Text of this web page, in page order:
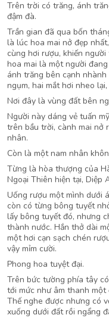
Trên trời có trăng, ánh
đậm đà.
Trần gian đã qua bốn
là lúc hoa mai nở đẹp
cùng hơi rượu, khiến
hoa mai là một người
ánh trăng bên cạnh
ngụm, hai mắt hơi nheo
Nơi đây là vùng đất bên
Người này dáng vẻ tuấn
trên bầu trời, cành mai nở
nhân.
Còn là một nam nhân
Từng là hòa thượng của
Ngoại Thiên hiện tại, Diệp
Uống rượu một mình dưới
còn có từng bông tuyết
lấy bông tuyết đó, nhưng
thành nước. Hắn thở dài
một hơi cạn sạch chén
vậy mỉm cười.
Phong hoa tuyệt đại.
Trên bức tường phía tây
tới mức như âm thanh
Thế nghe được nhưng có
xuống dưới đất rồi ngẩng